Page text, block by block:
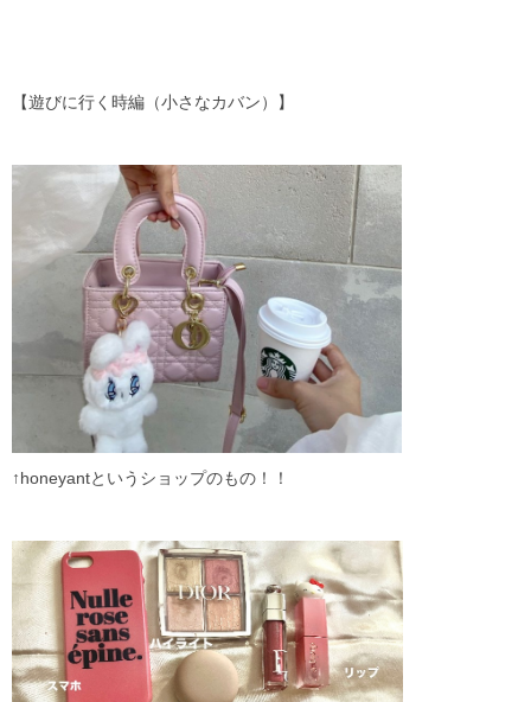
【遊びに行く時編（小さなカバン）】
↑honeyantというショップのもの！！